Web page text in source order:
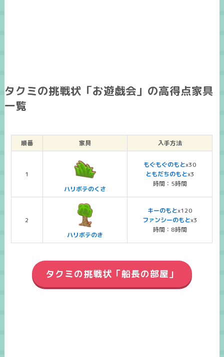
タクミの挑戦状「お遊戯会」の高得点家具
一覧
順番 家具 入手方法
1
ハリボテのくさ
もぐもぐのもとx30
ともだちのもとx3
時間：5時間
2
ハリボテのき
キーのもとx120
ファンシーのもとx3
時間：8時間
タクミの挑戦状「船長の部屋」